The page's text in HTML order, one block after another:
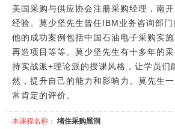
美国采购与供应协会注册采购经理，南
经验。莫少坚先生曾任IBM业务咨询部
他的成功案例包括中国石油电子采购实
再造项目等等。莫少坚先生有十多年的
持实战派+理论派的授课风格，让学员
然，提升自己的能力和影响力。莫先生
常肯定的评价。
本课程名称： 堵住采购黑洞